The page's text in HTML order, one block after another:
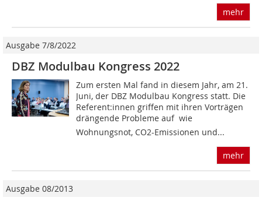
mehr
Ausgabe 7/8/2022
DBZ Modulbau Kongress 2022
Zum ersten Mal fand in diesem Jahr, am 21.
Juni, der DBZ Modulbau Kongress statt. Die
Re­ferent:innen griffen mit ihren Vorträgen
drängende Probleme auf  wie
Wohnungsnot, CO2-Emissionen und...
mehr
Ausgabe 08/2013